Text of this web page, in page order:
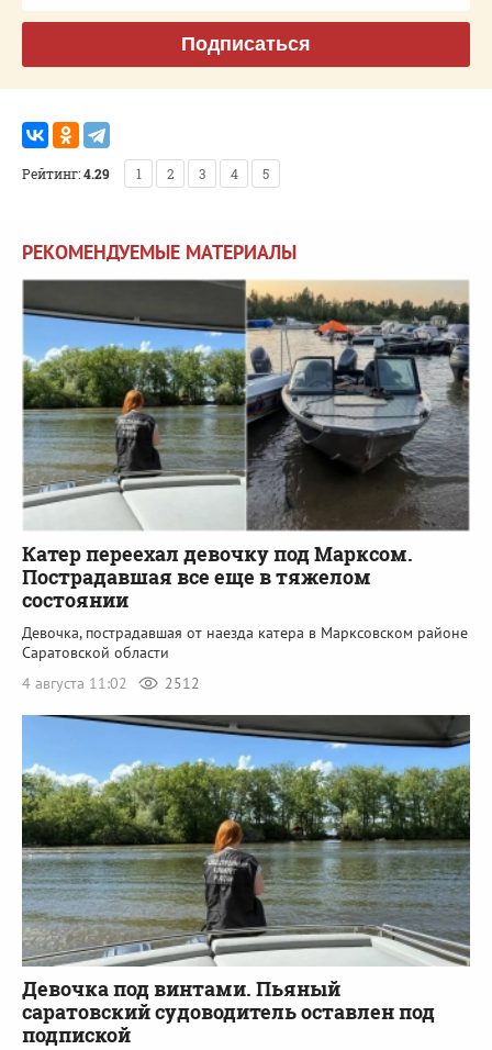
Подписаться
Рейтинг:4.29 1 2 3 4 5
РЕКОМЕНДУЕМЫЕ МАТЕРИАЛЫ
Катер переехал девочку под Марксом.
Пострадавшая все еще в тяжелом
состоянии
Девочка, пострадавшая от наезда катера в Марксовском районе
Саратовской области
4 августа 11:02
2512
Девочка под винтами. Пьяный
саратовский судоводитель оставлен под
подпиской